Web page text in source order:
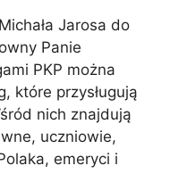
Jarosa do
Panie
PKP można
które przysługują
nich znajdują
uczniowie,
emeryci i